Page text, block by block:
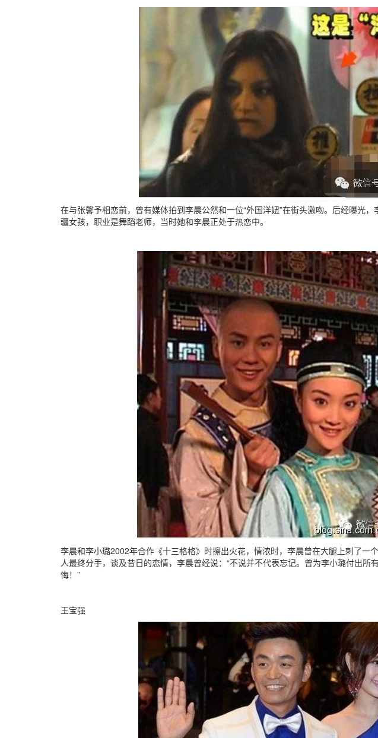
在与张馨予相恋前，曾有媒体拍到李晨公然和一位“外国洋妞”在街头激吻。后经曝光，
疆女孩，职业是舞蹈老师，当时她和李晨正处于热恋中。
李晨和李小璐2002年合作《十三格格》时擦出火花，情浓时，李晨曾在大腿上刺了一
人最终分手，谈及昔日的恋情，李晨曾经说：“不说并不代表忘记。曾为李小璐付出所
悔！”
王宝强